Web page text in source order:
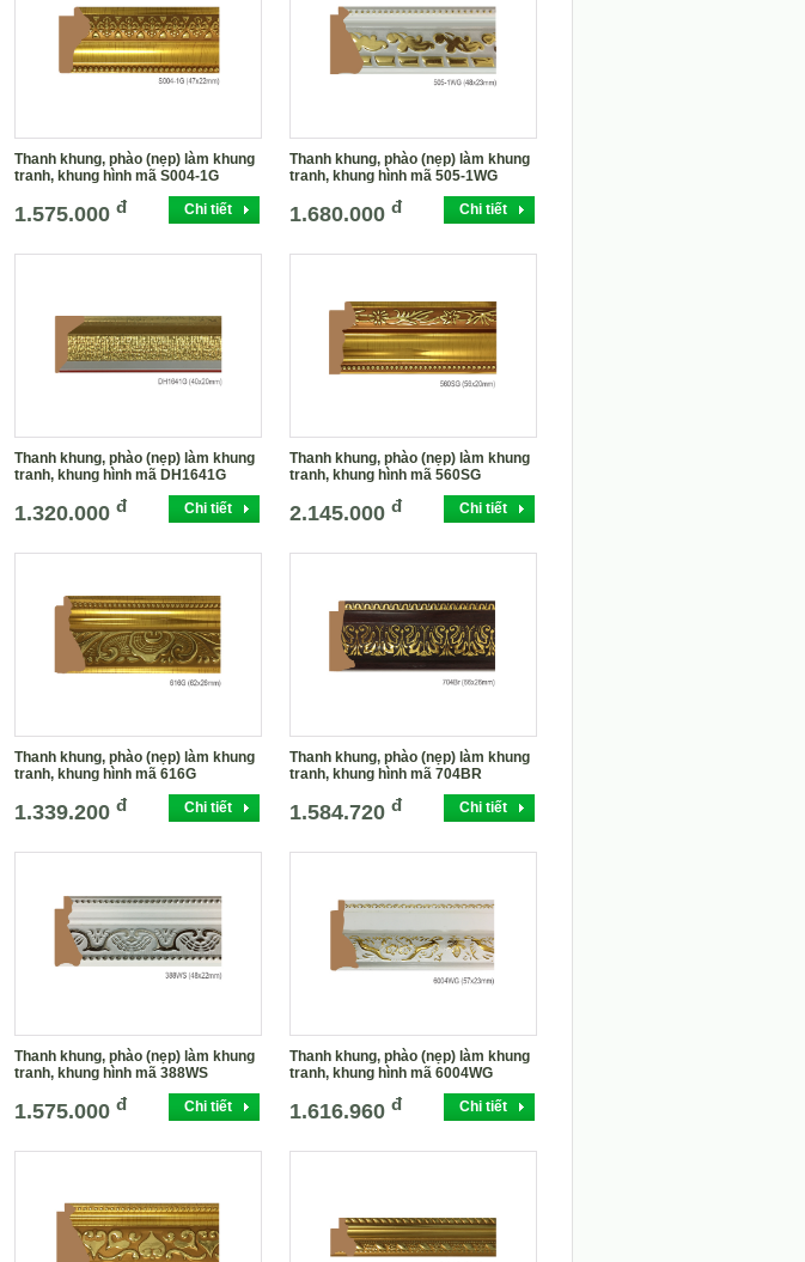
Thanh khung, phào (nẹp) làm khung
tranh, khung hình mã S004-1G
Chi tiết
1.575.000 đ
Thanh khung, phào (nẹp) làm khung
tranh, khung hình mã 505-1WG
Chi tiết
1.680.000 đ
Thanh khung, phào (nẹp) làm khung
tranh, khung hình mã DH1641G
Chi tiết
1.320.000 đ
Thanh khung, phào (nẹp) làm khung
tranh, khung hình mã 560SG
Chi tiết
2.145.000 đ
Thanh khung, phào (nẹp) làm khung
tranh, khung hình mã 616G
Chi tiết
1.339.200 đ
Thanh khung, phào (nẹp) làm khung
tranh, khung hình mã 704BR
Chi tiết
1.584.720 đ
Thanh khung, phào (nẹp) làm khung
tranh, khung hình mã 388WS
Chi tiết
1.575.000 đ
Thanh khung, phào (nẹp) làm khung
tranh, khung hình mã 6004WG
Chi tiết
1.616.960 đ